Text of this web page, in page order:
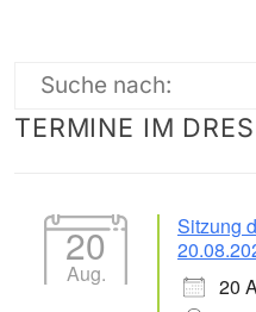
Suche
nach:
TERMINE IM
20
Aug.
Sitzung
20